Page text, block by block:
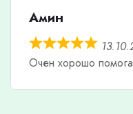
Амин
Очен хорошо